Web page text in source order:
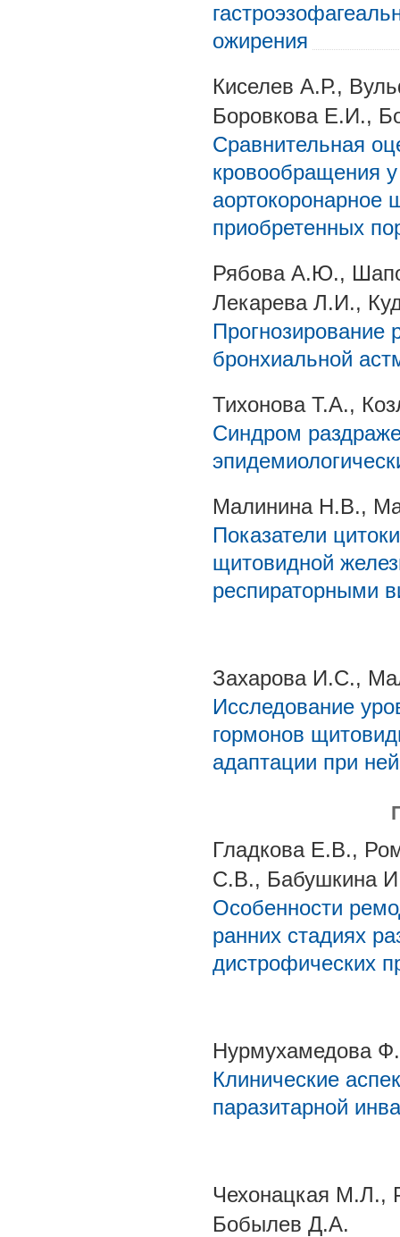
ожирения
Киселев А.Р.,
Боровкова Е.И.,
Сравнительная
кровообращения
аортокоронарное
приобретенных
Рябова А.Ю.,
Лекарева Л.И.,
Прогнозирование
бронхиальной
Тихонова Т.А.,
Синдром
Малинина Н.В.,
Показатели
щитовидной
респираторными
Захарова И.С.,
Исследование
гормонов
адаптации при
Гладкова Е.В.,
С.В., Бабушкина
Особенности
ранних стадиях
дистрофических
Нурмухамедова
Клинические
паразитарной
Чехонацкая М.Л.,
Бобылев Д.А.